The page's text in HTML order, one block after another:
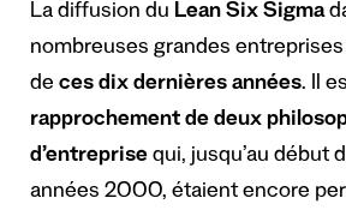
La diffusion du Lean Six Sigma
nombreuses grandes
de ces dix dernières années. Il
rapprochement de deux
d’entreprise qui, jusqu’au début
années 2000, étaient encore